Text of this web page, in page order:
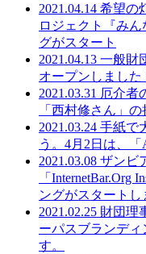
2021.04.14 希望の
ロジェクト『み
グがスタート
2021.04.13 一般財
オープンしました
2021.03.31 厄介者
「西村修さん」の
2021.03.24 手紙で
う。4月2日は、「
2021.03.08 ザンビ
「InternetBar.Org
ングがスタートし
2021.02.25 財団理
ーパスブランディ
す。